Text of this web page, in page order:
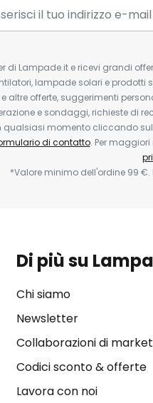
di Lampade.it e ricevi grandi
lampade solari e prodotti
altre offerte, suggerimenti
e sondaggi, richieste di
momento cliccando
di contatto. Per
*Valore minimo dell'ordine 99
Di più su
Chi siamo
Newsletter
Collaborazioni di
Codici sconto & offerte
Lavora con noi